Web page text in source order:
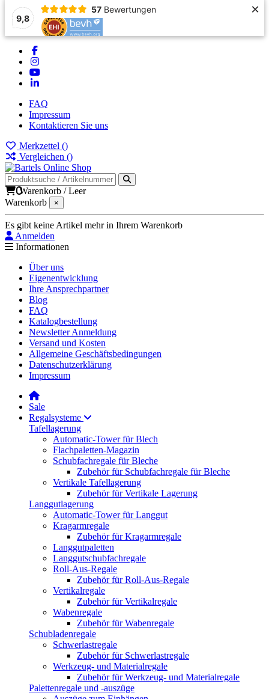
9,8
57 Bewertungen ×
FAQ
Impressum
Kontaktieren Sie uns
Merkzettel ()
Vergleichen ()
0Warenkorb /Leer
Warenkorb
×
Es gibt keine Artikel mehr in Ihrem Warenkorb
Anmelden
Informationen
Über uns
Eigenentwicklung
Ihre Ansprechpartner
Blog
FAQ
Katalogbestellung
Newsletter Anmeldung
Versand und Kosten
Allgemeine Geschäftsbedingungen
Datenschutzerklärung
Impressum
Sale
Regalsysteme
Tafellagerung
Automatic-Tower für Blech
Flachpaletten-Magazin
Schubfachregale für Bleche
Zubehör für Schubfachregale für Bleche
Vertikale Tafellagerung
Zubehör für Vertikale Lagerung
Langgutlagerung
Automatic-Tower für Langgut
Kragarmregale
Zubehör für Kragarmregale
Langgutpaletten
Langgutschubfachregale
Roll-Aus-Regale
Zubehör für Roll-Aus-Regale
Vertikalregale
Zubehör für Vertikalregale
Wabenregale
Zubehör für Wabenregale
Schubladenregale
Schwerlastregale
Zubehör für Schwerlastregale
Werkzeug- und Materialregale
Zubehör für Werkzeug- und Materialregale
Palettenregale und -auszüge